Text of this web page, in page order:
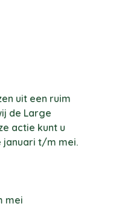
uit een ruim
de Large
actie kunt u
januari t/m mei.
mei